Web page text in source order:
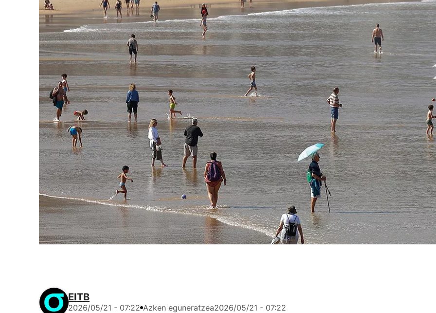
EITB
2026/05/21 - 07:22 Azken eguneratzea2026/05/21 - 07:22